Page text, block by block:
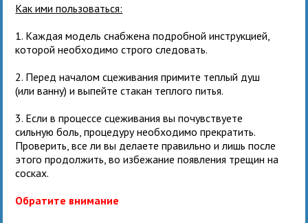
Как ими пользоваться:
1. Каждая модель снабжена подробной инструкцией,
которой необходимо строго следовать.
2. Перед началом сцеживания примите теплый душ
(или ванну) и выпейте стакан теплого питья.
3. Если в процессе сцеживания вы почувствуете
сильную боль, процедуру необходимо прекратить.
Проверить, все ли вы делаете правильно и лишь после
этого продолжить, во избежание появления трещин на
сосках.
Обратите внимание